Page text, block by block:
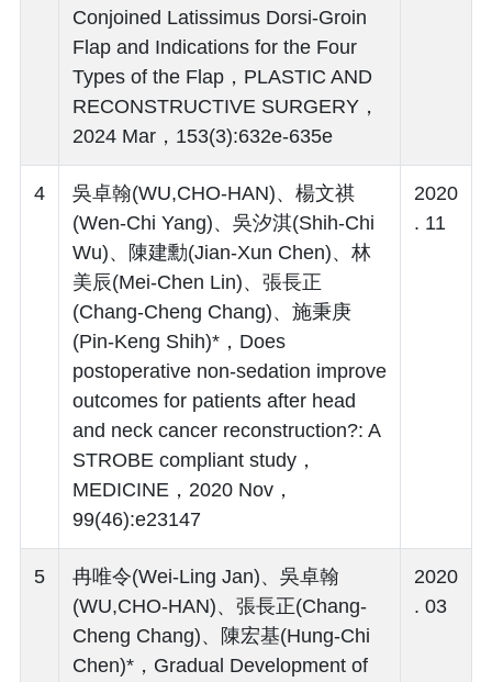
Conjoined Latissimus Dorsi-Groin
Flap and Indications for the Four
Types of the Flap，PLASTIC AND
RECONSTRUCTIVE SURGERY，
2024 Mar，153(3):632e-635e
4
吳卓翰(WU,CHO-HAN)、楊文祺
(Wen-Chi Yang)、吳汐淇(Shih-Chi
Wu)、陳建勳(Jian-Xun Chen)、林
美辰(Mei-Chen Lin)、張長正
(Chang-Cheng Chang)、施秉庚
(Pin-Keng Shih)*，Does
postoperative non-sedation improve
outcomes for patients after head
and neck cancer reconstruction?: A
STROBE compliant study，
MEDICINE，2020 Nov，
99(46):e23147
2020
. 11
5
冉唯令(Wei-Ling Jan)、吳卓翰
(WU,CHO-HAN)、張長正(Chang-
Cheng Chang)、陳宏基(Hung-Chi
Chen)*，Gradual Development of
2020
. 03